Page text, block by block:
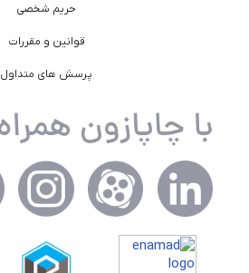
حریم شخصی
قوانین و مقررات
پرسش های متداول